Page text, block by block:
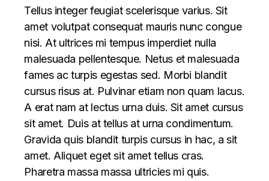
Tellus integer feugiat scelerisque varius. Sit
amet volutpat consequat mauris nunc congue
nisi. At ultrices mi tempus imperdiet nulla
malesuada pellentesque. Netus et malesuada
fames ac turpis egestas sed. Morbi blandit
cursus risus at. Pulvinar etiam non quam lacus.
A erat nam at lectus urna duis. Sit amet cursus
sit amet. Duis at tellus at urna condimentum.
Gravida quis blandit turpis cursus in hac, a sit
amet. Aliquet eget sit amet tellus cras.
Pharetra massa massa ultricies mi quis.